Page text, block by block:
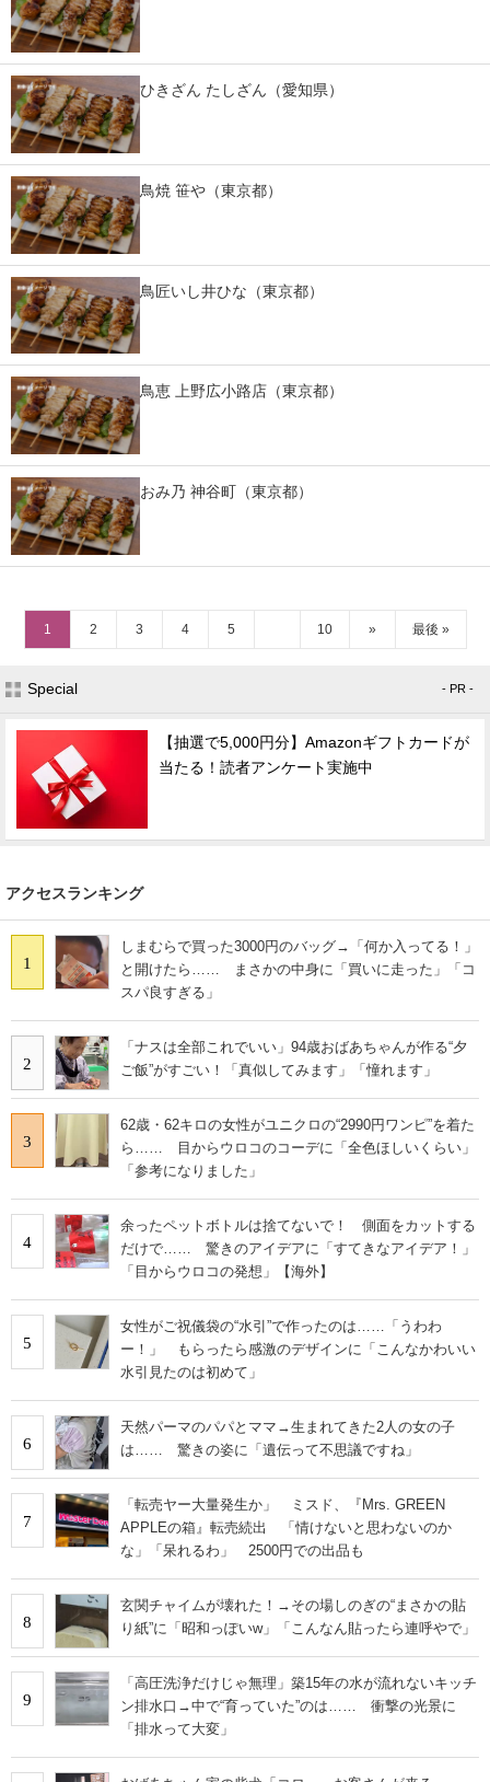
ひきざん たしざん（愛知県）
鳥焼 笹や（東京都）
鳥匠いし井ひな（東京都）
鳥恵 上野広小路店（東京都）
おみ乃 神谷町（東京都）
1 2 3 4 5 10 » 最後 »
Special - PR -
【抽選で5,000円分】Amazonギフトカードが
当たる！読者アンケート実施中
アクセスランキング
1
しまむらで買った3000円のバッグ→「何か入ってる！」
と開けたら…… まさかの中身に「買いに走った」「コ
スパ良すぎる」
2
「ナスは全部これでいい」94歳おばあちゃんが作る“夕
ご飯”がすごい！「真似してみます」「憧れます」
3
62歳・62キロの女性がユニクロの“2990円ワンピ”を着た
ら…… 目からウロコのコーデに「全色ほしいくらい」
「参考になりました」
4
余ったペットボトルは捨てないで！ 側面をカットする
だけで…… 驚きのアイデアに「すてきなアイデア！」
「目からウロコの発想」【海外】
5
女性がご祝儀袋の“水引”で作ったのは……「うわわ
ー！」 もらったら感激のデザインに「こんなかわいい
水引見たのは初めて」
6
天然パーマのパパとママ→生まれてきた2人の女の子
は…… 驚きの姿に「遺伝って不思議ですね」
7
「転売ヤー大量発生か」 ミスド、『Mrs. GREEN
APPLEの箱』転売続出 「情けないと思わないのか
な」「呆れるわ」 2500円での出品も
8
玄関チャイムが壊れた！→その場しのぎの“まさかの貼
り紙”に「昭和っぽいw」「こんなん貼ったら連呼やで」
9
「高圧洗浄だけじゃ無理」築15年の水が流れないキッチ
ン排水口→中で“育っていた”のは…… 衝撃の光景に
「排水って大変」